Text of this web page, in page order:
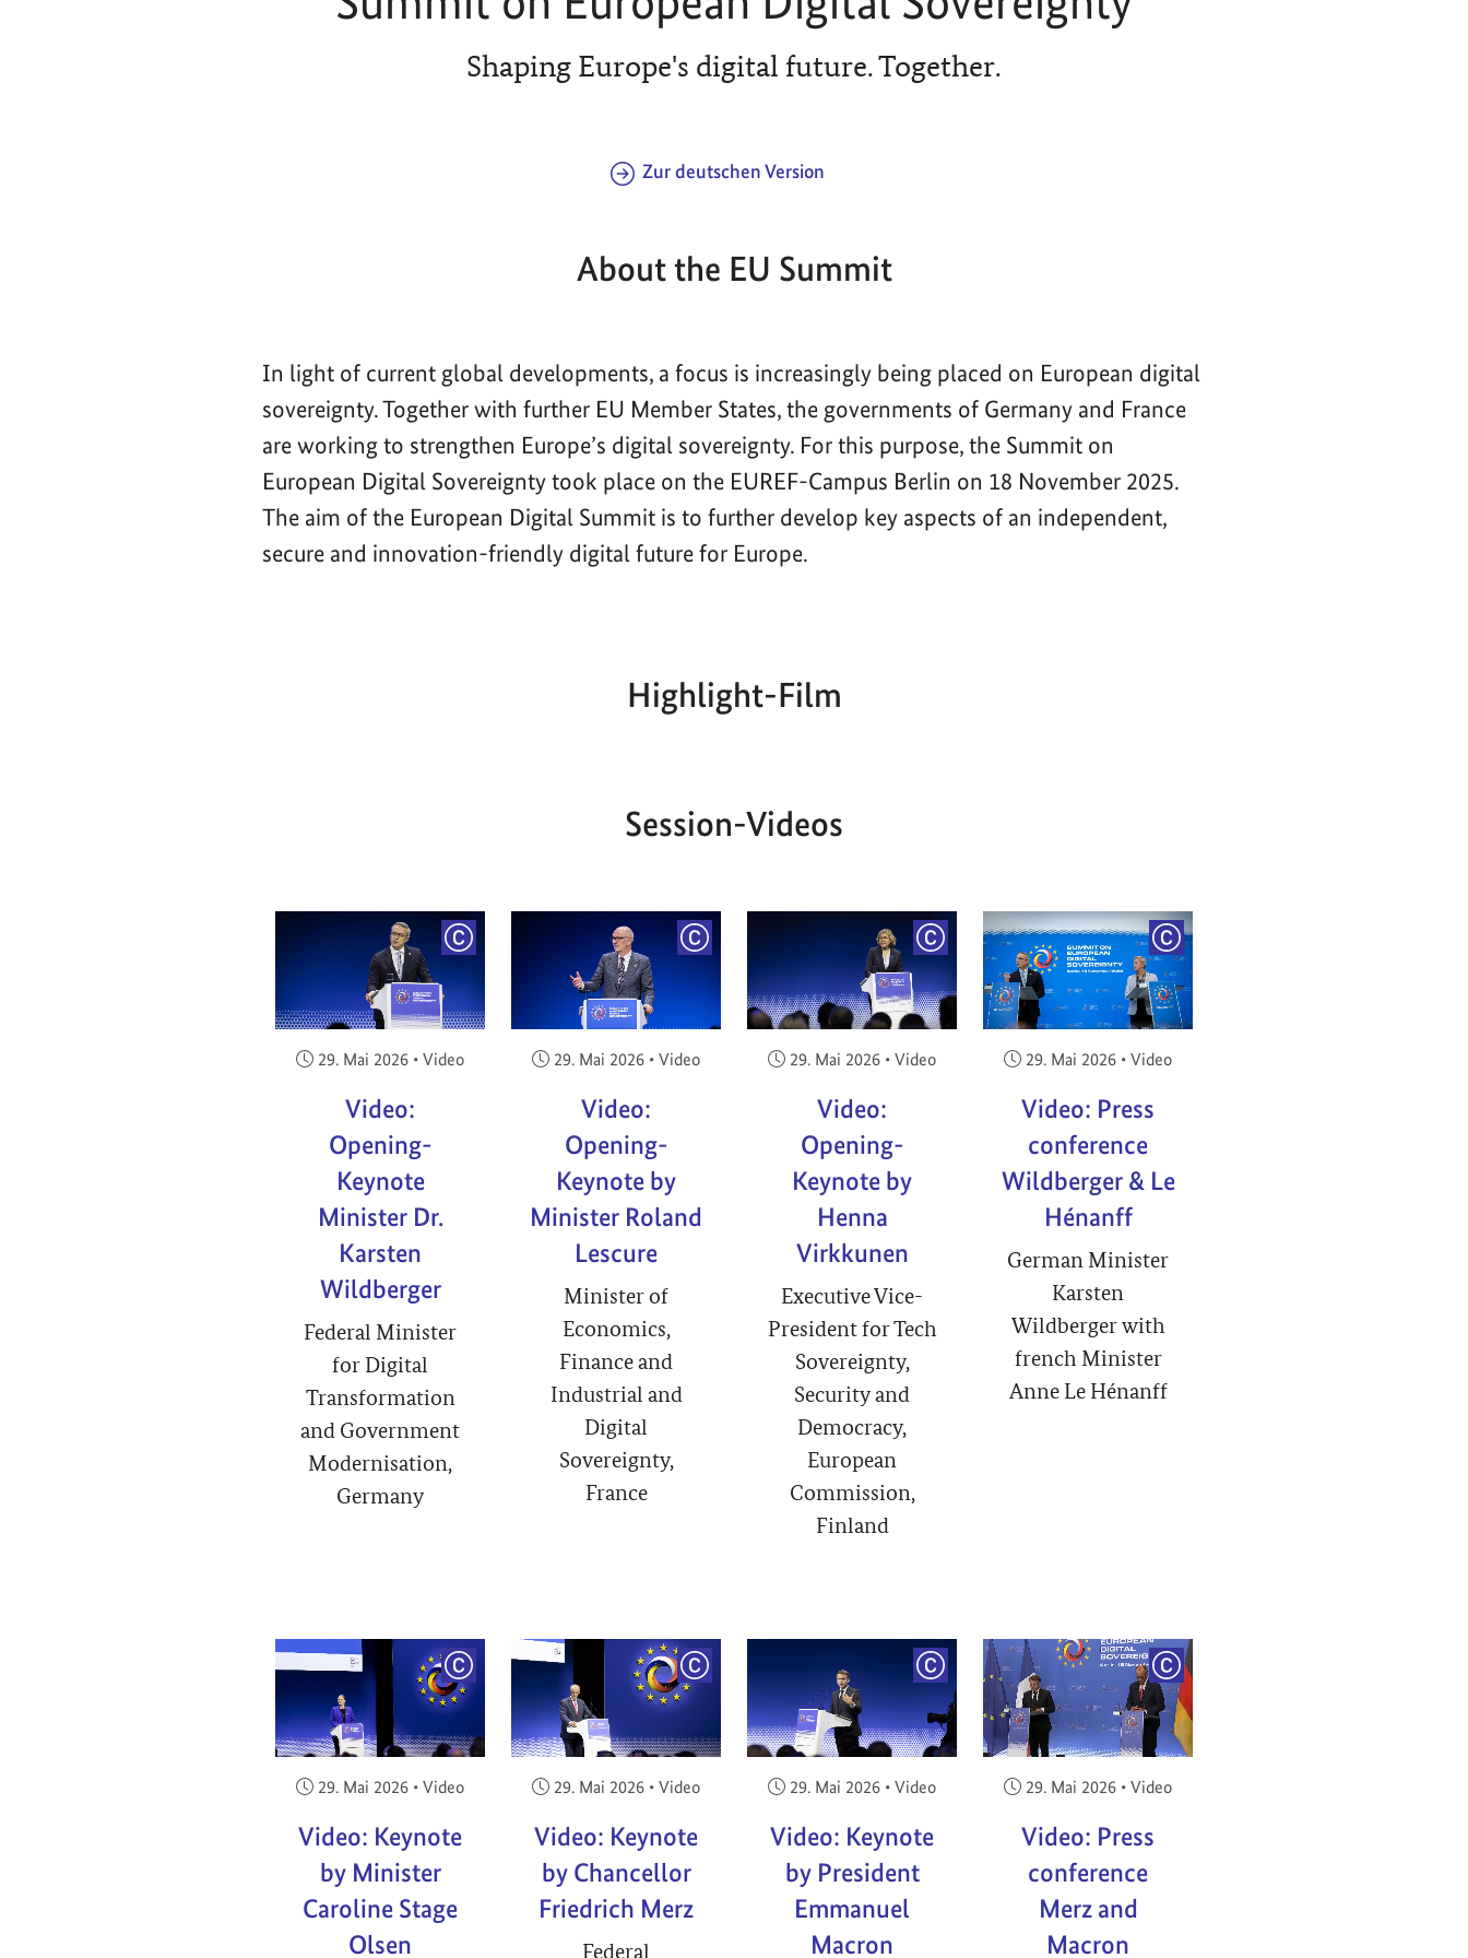
Shaping Europe's digital future. Together.
Zur deutschen Version
About the EU Summit
In light of current global developments, a focus is increasingly being placed on European digital
sovereignty. Together with further EU Member States, the governments of Germany and France
are working to strengthen Europe’s digital sovereignty. For this purpose, the Summit on
European Digital Sovereignty took place on the EUREF-Campus Berlin on 18 November 2025.
The aim of the European Digital Summit is to further develop key aspects of an independent,
secure and innovation-friendly digital future for Europe.
Highlight-Film
Aktueller
00:00|Gesamtlaufzeit
00:00
Session-Videos
COPYRIGHT
Veröffentlicht am:
29. Mai 2026 • Video
Video:
Opening-
Keynote
Minister Dr.
Karsten
Wildberger
Federal Minister
for Digital
Transformation
and Government
Modernisation,
Germany
COPYRIGHT
Veröffentlicht am:
29. Mai 2026 • Video
Video:
Opening-
Keynote by
Minister Roland
Lescure
Minister of
Economics,
Finance and
Industrial and
Digital
Sovereignty,
France
COPYRIGHT
Veröffentlicht am:
29. Mai 2026 • Video
Video:
Opening-
Keynote by
Henna
Virkkunen
Executive Vice-
President for Tech
Sovereignty,
Security and
Democracy,
European
Commission,
Finland
COPYRIGHT
Veröffentlicht am:
29. Mai 2026 • Video
Video: Press
conference
Wildberger & Le
Hénanff
German Minister
Karsten
Wildberger with
french Minister
Anne Le Hénanff
COPYRIGHT
Veröffentlicht am:
29. Mai 2026 • Video
Video: Keynote
by Minister
Caroline Stage
Olsen
COPYRIGHT
Veröffentlicht am:
29. Mai 2026 • Video
Video: Keynote
by Chancellor
Friedrich Merz
Federal
COPYRIGHT
Veröffentlicht am:
29. Mai 2026 • Video
Video: Keynote
by President
Emmanuel
Macron
COPYRIGHT
Veröffentlicht am:
29. Mai 2026 • Video
Video: Press
conference
Merz and
Macron